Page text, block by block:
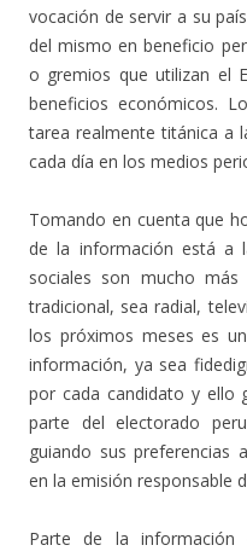
vocación de servir a su
del mismo en beneficio
o gremios que utilizan el
beneficios económicos.
tarea realmente titánica a
cada día en los medios
Tomando en cuenta que
de la información está a
sociales son mucho
tradicional, sea radial,
los próximos meses es
información, ya sea
por cada candidato y ello
parte del electorado
guiando sus preferencias
en la emisión responsable
Parte de la información